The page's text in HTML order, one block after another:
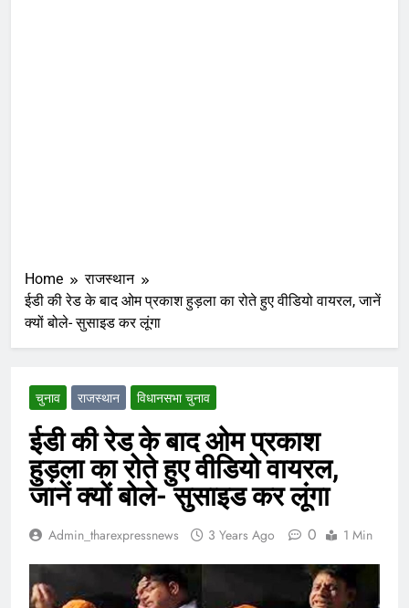
Home
राजस्थान
ईडी की रेड के बाद ओम प्रकाश हुड़ला का रोते हुए वीडियो वायरल, जानें
क्यों बोले- सुसाइड कर लूंगा
चुनाव राजस्थान विधानसभा चुनाव
ईडी की रेड के बाद ओम प्रकाश
हुड़ला का रोते हुए वीडियो वायरल,
जानें क्यों बोले- सुसाइड कर लूंगा
Admin_tharexpressnews 3 Years Ago 0 1 Min